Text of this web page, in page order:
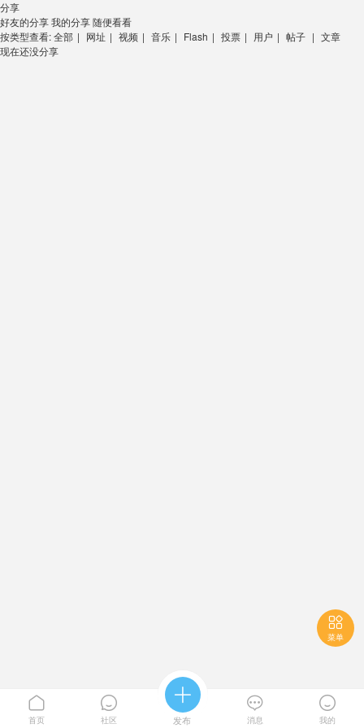
分享
好友的分享我的分享随便看看
按类型查看:全部 | 网址 | 视频 | 音乐 | Flash | 投票 | 用户 | 帖子 | 文章
现在还没分享

菜单

首页

社区

发布

消息

我的